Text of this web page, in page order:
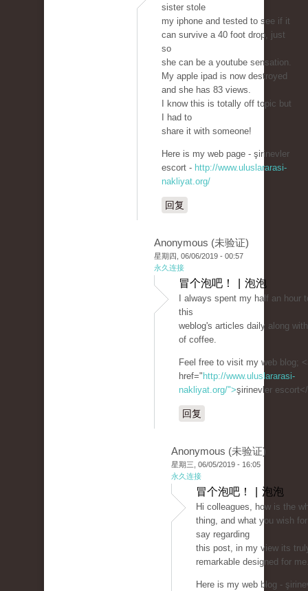
sister stole
my iphone and tested to see if it
can survive a 40 foot drop, just
so
she can be a youtube sensation.
My apple ipad is now destroyed
and she has 83 views.
I know this is totally off topic but
I had to
share it with someone!
Here is my web page - şirinevler
escort - http://www.uluslararasi-
nakliyat.org/
回复
Anonymous (未验证)
星期四, 06/06/2019 - 00:57
永久连接
冒个泡吧！ | 泡泡
I always spent my half an hour
this
weblog's articles daily along
of coffee.
Feel free to visit my web blog;
href=" http://www.uluslararasi-
nakliyat.org/">şirinevler
回复
Anonymous (未验证)
星期三, 06/05/2019 - 16:05
永久连接
冒个泡吧！ | 泡泡
Hi colleagues, how is the
thing, and what you wish
say regarding
this post, in my view its
remarkable designed for
Here is my web blog -